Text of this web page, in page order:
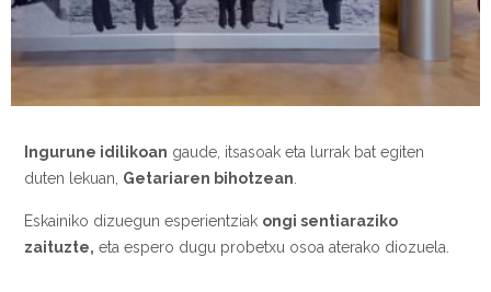
Ingurune idilikoan gaude, itsasoak eta lurrak bat egiten
duten lekuan, Getariaren bihotzean
Eskainiko dizuegun esperientziak ongi sentiaraziko
zaituzte, eta espero dugu probetxu osoa aterako diozuela.